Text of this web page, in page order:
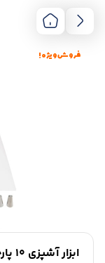
فروش ویژه !
ابزار آشپزی 10 پارچه کاراجا مدل Cake